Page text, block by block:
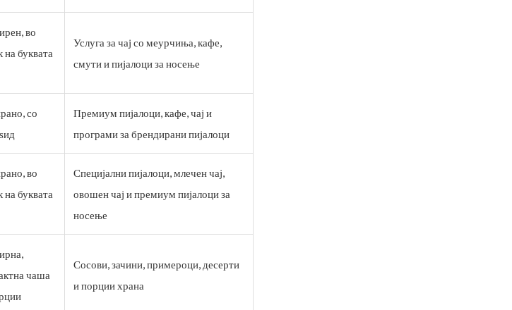
во
на буквата
Услуга за чај со меурчиња, кафе,
смути и пијалоци за носење
со
Премиум пијалоци, кафе, чај и
програми за брендирани пијалоци
во
на буквата
Специјални пијалоци, млечен чај,
овошен чај и премиум пијалоци за
носење
чаша
Сосови, зачини, примероци, десерти
и порции храна